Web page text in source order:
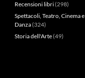
Recensioni libri(298)
Spettacoli, Teatro, Cinema e
Danza(324)
Storia dell'Arte(49)